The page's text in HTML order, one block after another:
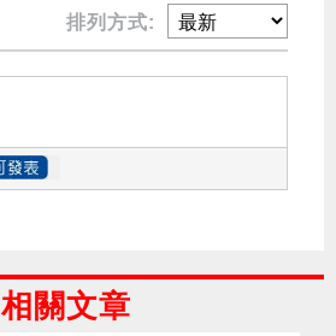
排列方式:
相關文章